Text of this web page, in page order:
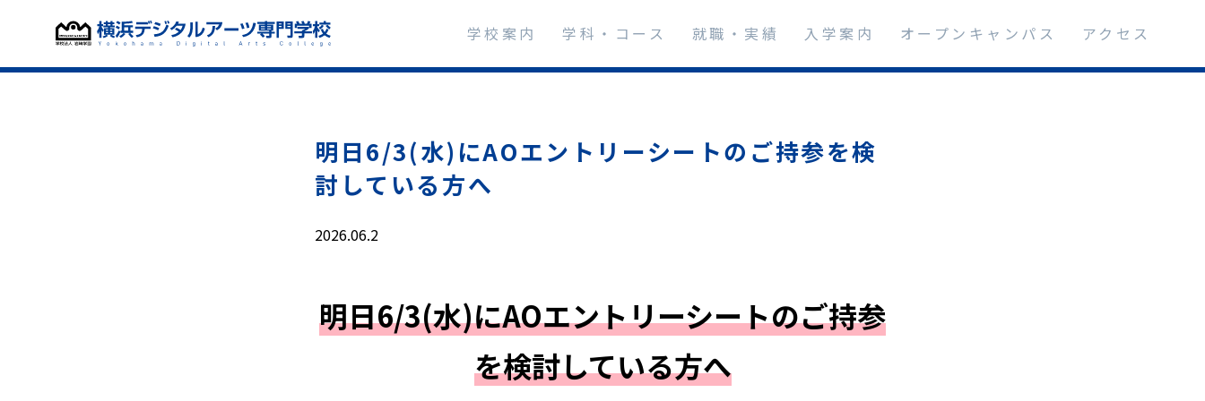
学校案内 学科・コース 就職・実績 入学案内 オープンキャンパス アクセス
明日6/3(水)にAOエントリーシートのご持参を検
討している方へ
2026.06.2
明日6/3(水)にAOエントリーシートのご持参
を検討している方へ